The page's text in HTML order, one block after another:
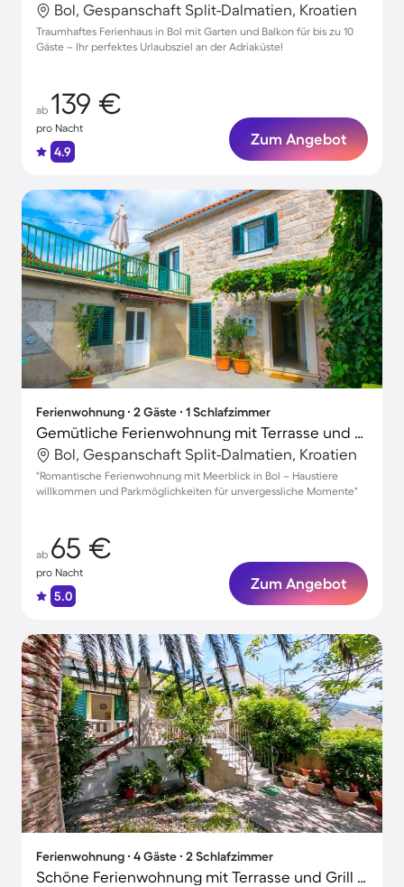
Bol, Gespanschaft Split-Dalmatien, Kroatien
Traumhaftes Ferienhaus in Bol mit Garten und Balkon für bis zu 10
Gäste – Ihr perfektes Urlaubsziel an der Adriaküste!
ab 139 €
pro Nacht
4.9
Zum Angebot
Ferienwohnung ∙ 2 Gäste ∙ 1 Schlafzimmer
Gemütliche Ferienwohnung mit Terrasse und Garten | Meerblick | Haustiere erlaubt
Bol, Gespanschaft Split-Dalmatien, Kroatien
"Romantische Ferienwohnung mit Meerblick in Bol – Haustiere
willkommen und Parkmöglichkeiten für unvergessliche Momente"
ab 65 €
pro Nacht
5.0
Zum Angebot
Ferienwohnung ∙ 4 Gäste ∙ 2 Schlafzimmer
Schöne Ferienwohnung mit Terrasse und Grill | Haustiere sind willkommen